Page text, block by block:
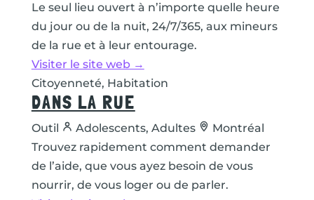
Le seul lieu ouvert à n’importe quelle heure
du jour ou de la nuit, 24/7/365, aux mineurs
de la rue et à leur entourage.
Visiter le site web →
Citoyenneté, Habitation
DANS LA RUE
Outil Adolescents, Adultes
Montréal
Trouvez rapidement comment demander
de l’aide, que vous ayez besoin de vous
nourrir, de vous loger ou de parler.